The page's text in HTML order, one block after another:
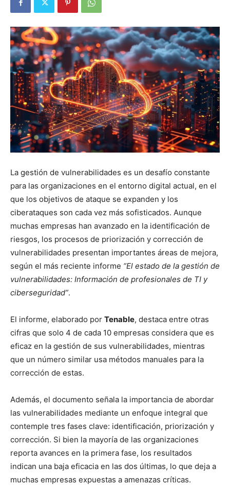
La gestión de vulnerabilidades es un desafío constante
para las organizaciones en el entorno digital actual, en el
que los objetivos de ataque se expanden y los
ciberataques son cada vez más sofisticados. Aunque
muchas empresas han avanzado en la identificación de
riesgos, los procesos de priorización y corrección de
vulnerabilidades presentan importantes áreas de mejora,
según el más reciente informe “El estado de la gestión de
vulnerabilidades: Información de profesionales de TI y
ciberseguridad”.
El informe, elaborado por Tenable, destaca entre otras
cifras que solo 4 de cada 10 empresas considera que es
eficaz en la gestión de sus vulnerabilidades, mientras
que un número similar usa métodos manuales para la
corrección de estas.
Además, el documento señala la importancia de abordar
las vulnerabilidades mediante un enfoque integral que
contemple tres fases clave: identificación, priorización y
corrección. Si bien la mayoría de las organizaciones
reporta avances en la primera fase, los resultados
indican una baja eficacia en las dos últimas, lo que deja a
muchas empresas expuestas a amenazas críticas.